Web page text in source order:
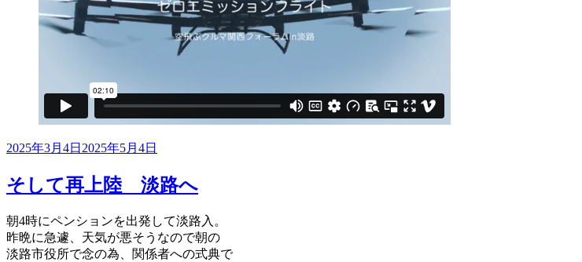
投
日:
2025年3月4日 2025年5月4日
そして再上陸 淡路へ
朝4時にペンションを出発して淡路入。
昨晩に急遽、天気が悪そうなので朝の
淡路市役所で念の為、関係者への式典で